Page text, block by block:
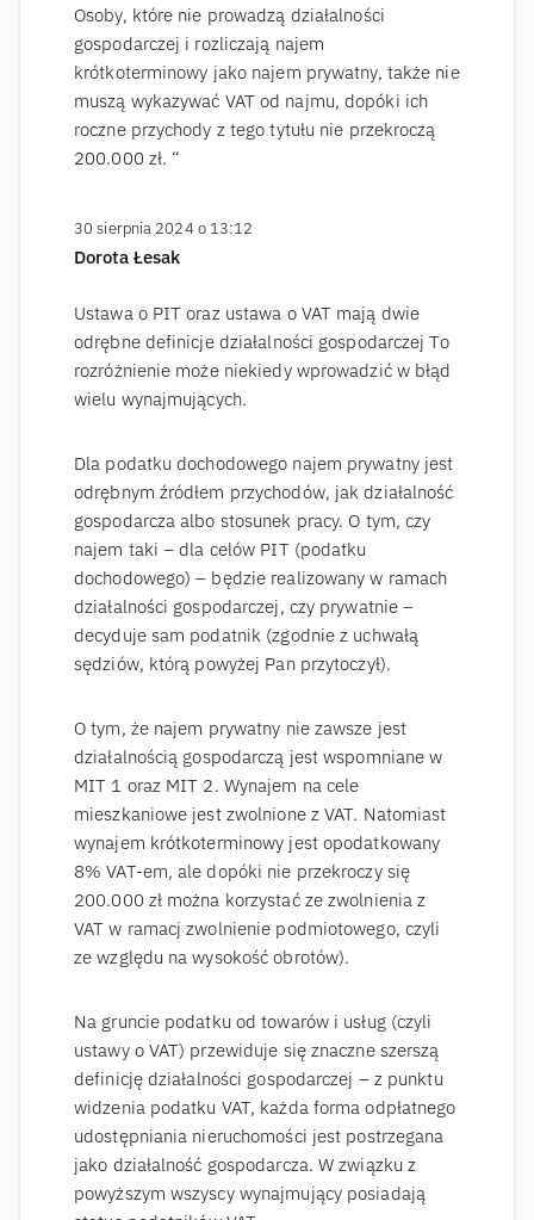
Osoby, które nie prowadzą działalności
gospodarczej i rozliczają najem
krótkoterminowy jako najem prywatny, także nie
muszą wykazywać VAT od najmu, dopóki ich
roczne przychody z tego tytułu nie przekroczą
200.000 zł. “
30 sierpnia 2024 o 13:12
Dorota Łesak
Ustawa o PIT oraz ustawa o VAT mają dwie
odrębne definicje działalności gospodarczej To
rozróżnienie może niekiedy wprowadzić w błąd
wielu wynajmujących.
Dla podatku dochodowego najem prywatny jest
odrębnym źródłem przychodów, jak działalność
gospodarcza albo stosunek pracy. O tym, czy
najem taki – dla celów PIT (podatku
dochodowego) – będzie realizowany w ramach
działalności gospodarczej, czy prywatnie –
decyduje sam podatnik (zgodnie z uchwałą
sędziów, którą powyżej Pan przytoczył).
O tym, że najem prywatny nie zawsze jest
działalnością gospodarczą jest wspomniane w
MIT 1 oraz MIT 2. Wynajem na cele
mieszkaniowe jest zwolnione z VAT. Natomiast
wynajem krótkoterminowy jest opodatkowany
8% VAT-em, ale dopóki nie przekroczy się
200.000 zł można korzystać ze zwolnienia z
VAT w ramacj zwolnienie podmiotowego, czyli
ze względu na wysokość obrotów).
Na gruncie podatku od towarów i usług (czyli
ustawy o VAT) przewiduje się znaczne szerszą
definicję działalności gospodarczej – z punktu
widzenia podatku VAT, każda forma odpłatnego
udostępniania nieruchomości jest postrzegana
jako działalność gospodarcza. W związku z
powyższym wszyscy wynajmujący posiadają